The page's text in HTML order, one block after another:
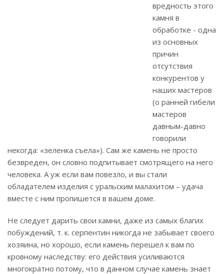
вредность этого
камня в
обработке - одна
из основных
причин
отсутствия
конкурентов у
наших мастеров
(о ранней гибели
мастеров
давным-давно
говорили
некогда: «зеленка съела»). Сам же камень не просто
безвреден, он словно подпитывает смотрящего на него
человека. А уж если вам повезло, и вы стали
обладателем изделия с уральским малахитом – удача
вместе с ним пропишется в вашем доме.
Не следует дарить свои камни, даже из самых благих
побуждений, т. к. серпентин никогда не забывает своего
хозяина, но хорошо, если камень перешел к вам по
кровному наследству: его действия усиливаются
многократно потому, что в данном случае камень знает